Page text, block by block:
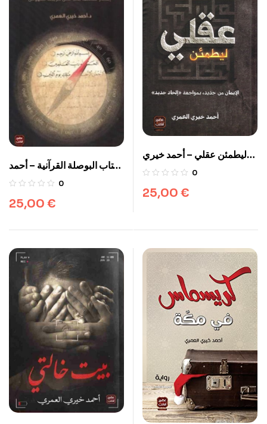
كتاب البوصلة القرآنية – أحمد
خيري العمري0
25,00 €
ليطمئن عقلي – أحمد خيري
العمري
0
25,00 €